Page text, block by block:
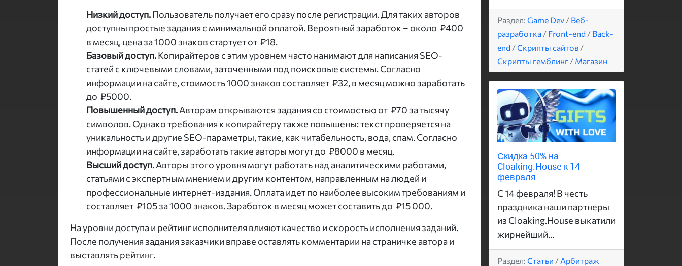
Низкий доступ.Пользователь получает его сразу после регистрации. Для таких авторов
доступны простые задания с минимальной оплатой. Вероятный заработок – около ₽400
в месяц, цена за 1000 знаков стартует от ₽18.
Базовый доступ.Копирайтеров с этим уровнем часто нанимают для написания SEO-
статей с ключевыми словами, заточенными под поисковые системы. Согласно
информации на сайте, стоимость 1000 знаков составляет ₽32, в месяц можно заработать
до ₽5000.
Повышенный доступ.Авторам открываются задания со стоимостью от ₽70 за тысячу
символов. Однако требования к копирайтеру также повышены: текст проверяется на
уникальность и другие SEO-параметры, такие, как читабельность, вода, спам. Согласно
информации на сайте, заработать такие авторы могут до ₽8000 в месяц.
Высший доступ.Авторы этого уровня могут работать над аналитическими работами,
статьями с экспертным мнением и другим контентом, направленным на людей и
профессиональные интернет-издания. Оплата идет по наиболее высоким требованиям и
составляет ₽105 за 1000 знаков. Заработок в месяц может составить до ₽15 000.
На уровни доступа и рейтинг исполнителя влияют качество и скорость исполнения заданий.
После получения задания заказчики вправе оставлять комментарии на страничке автора и
выставлять рейтинг.
Раздел: Game Dev / Веб-
разработка / Front-end / Back-
end /Скрипты сайтов /
Скрипты гемблинг / Магазин
Скидка 50% на
Cloaking.House к 14
февраля...
С 14 февраля! В честь
праздника наши партнеры
из Cloaking.House выкатили
жирнейший...
Раздел: Статьи / Арбитраж